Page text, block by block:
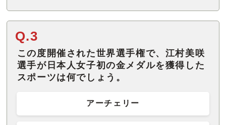
Q.3
この度開催された世界選手権で、江村美咲
選手が日本人女子初の金メダルを獲得した
スポーツは何でしょう。
アーチェリー